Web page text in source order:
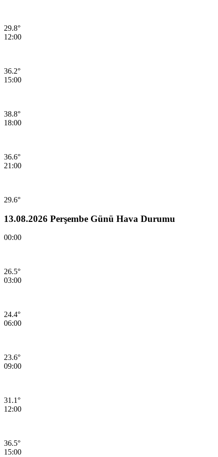
29.8°
12:00
36.2°
15:00
38.8°
18:00
36.6°
21:00
29.6°
13.08.2026 Perşembe Günü Hava Durumu
00:00
26.5°
03:00
24.4°
06:00
23.6°
09:00
31.1°
12:00
36.5°
15:00